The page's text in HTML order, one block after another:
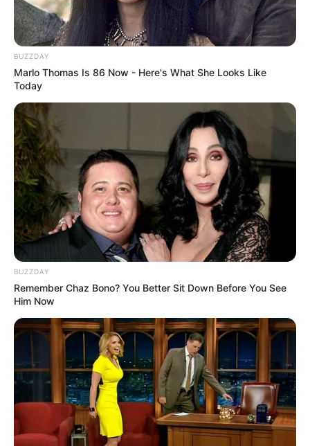
TAGS
ΧΑΛΚΙΔΑ ΝΕΑ
BUZZDAY
Marlo Thomas Is 86 Now - Here's What She Looks Like
Today
BUZZDAY
Remember Chaz Bono? You Better Sit Down Before You See
Him Now